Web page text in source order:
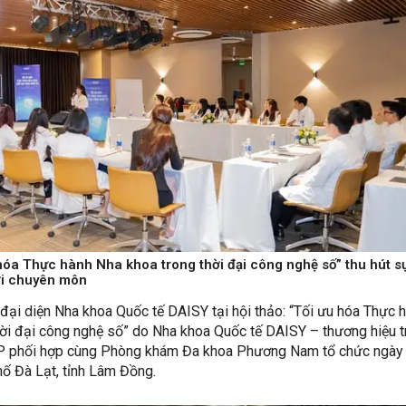
Thực hành Nha khoa trong thời đại công nghệ số” thu hút
chuyên môn
diện Nha khoa Quốc tế DAISY tại hội thảo: “Tối ưu hóa Thực
đại công nghệ số” do Nha khoa Quốc tế DAISY – thương hiệu
phối hợp cùng Phòng khám Đa khoa Phương Nam tổ chức ngày
Đà Lạt, tỉnh Lâm Đồng.